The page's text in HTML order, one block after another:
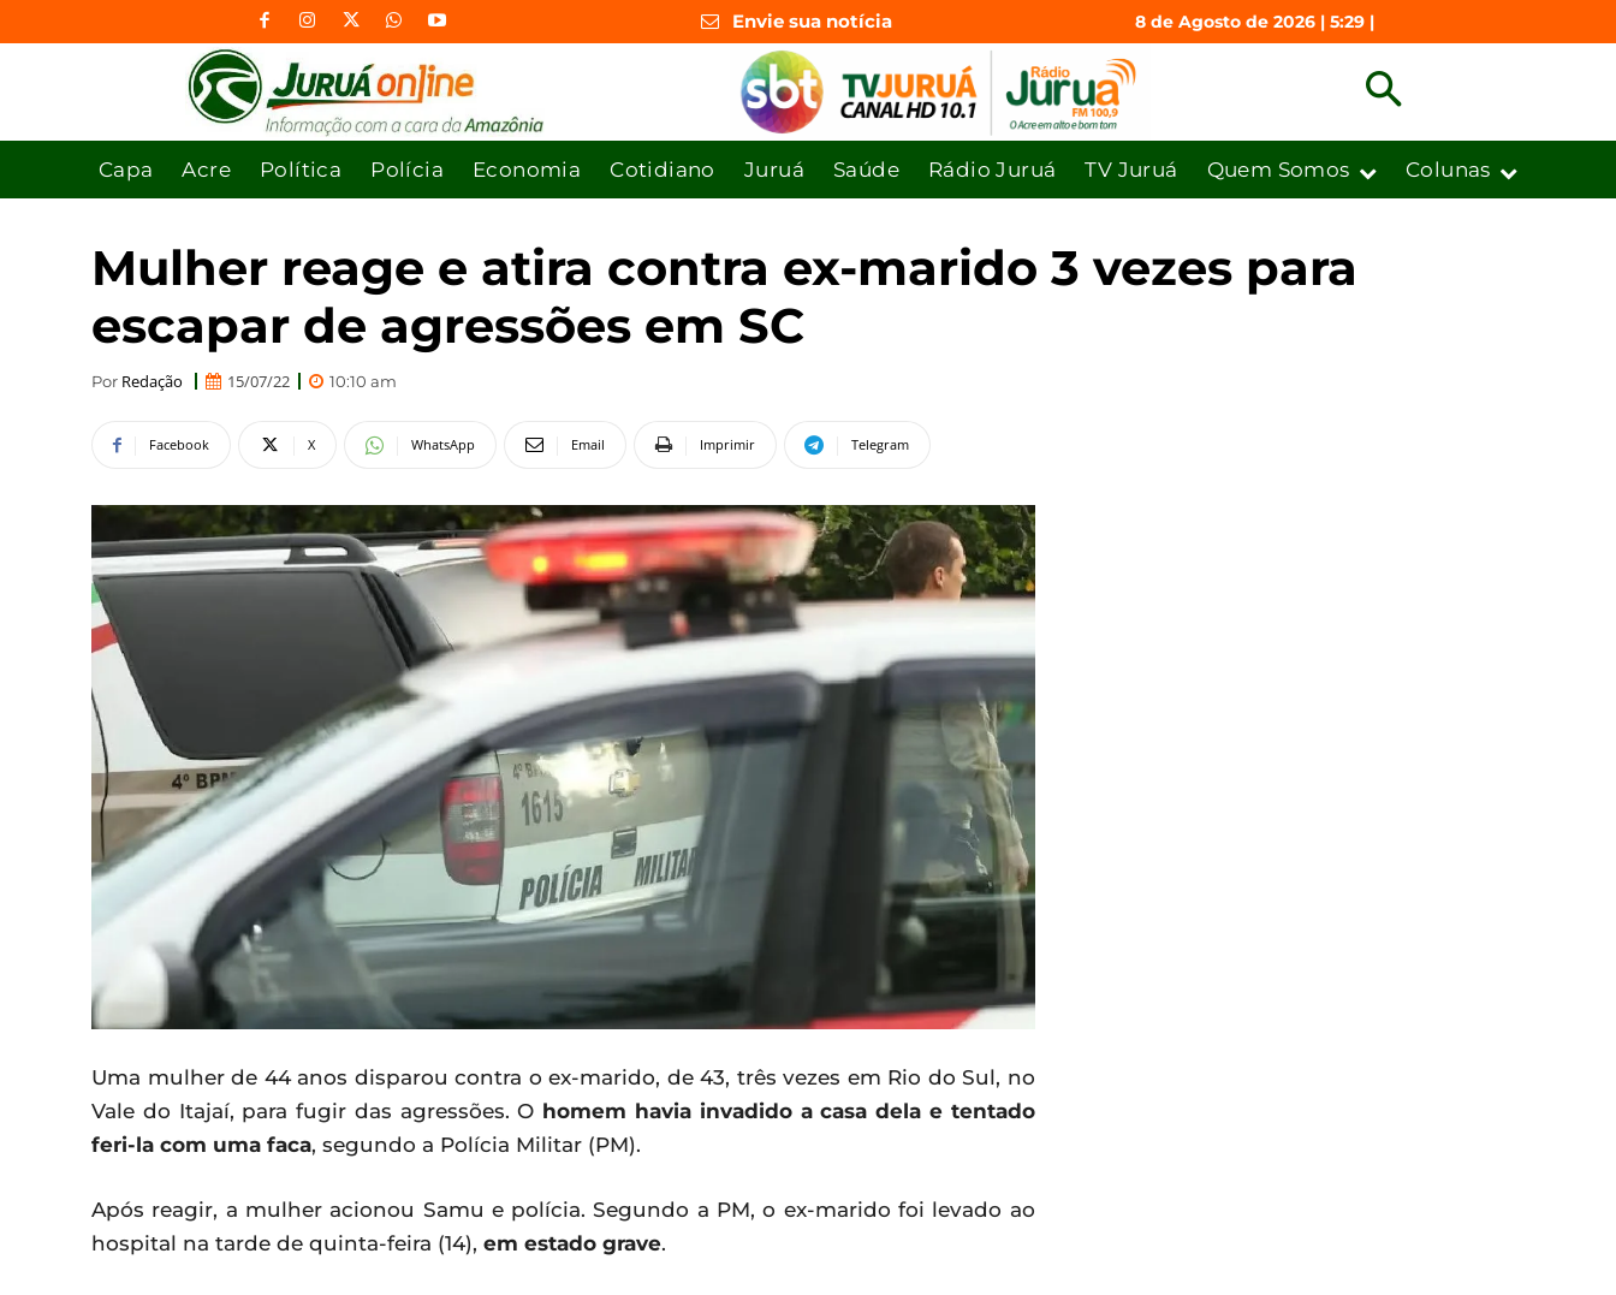
Envie sua notícia 8 de Agosto de 2026 | 5:29 |
Capa Acre Política Polícia Economia Cotidiano Juruá Saúde Rádio Juruá TV Juruá Quem Somos Colunas
Mulher reage e atira contra ex-marido 3 vezes para
escapar de agressões em SC
Por Redação 15/07/22 10:10 am
Facebook X WhatsApp Email Imprimir Telegram
Uma mulher de 44 anos disparou contra o ex-marido, de 43, três vezes em Rio do Sul, no
Vale do Itajaí, para fugir das agressões. O homem havia invadido a casa dela e tentado
feri-la com uma faca, segundo a Polícia Militar (PM).
Após reagir, a mulher acionou Samu e polícia. Segundo a PM, o ex-marido foi levado ao
hospital na tarde de quinta-feira (14), em estado grave.